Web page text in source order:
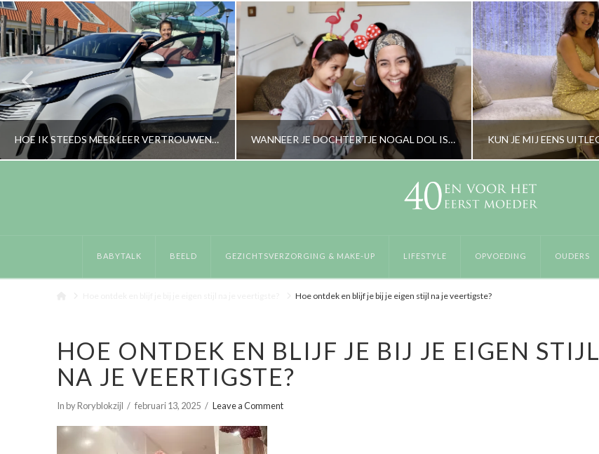
HOE IK STEEDS MEER LEER VERTROUWEN OP MIJZELF WANNEER JE DOCHTERTJE NOGAL DOL IS OP HAARBANDJES
BABYTALK BEELD GEZICHTSVERZORGING & MAKE-UP LIFESTYLE OPVOEDING OUDERS
Hoe ontdek en blijf je bij je eigen stijl na je veertigste?
HOE ONTDEK EN BLIJF JE BIJ JE EIGEN STIJL
NA JE VEERTIGSTE?
In by Roryblokzijl februari 13, 2025 Leave a Comment